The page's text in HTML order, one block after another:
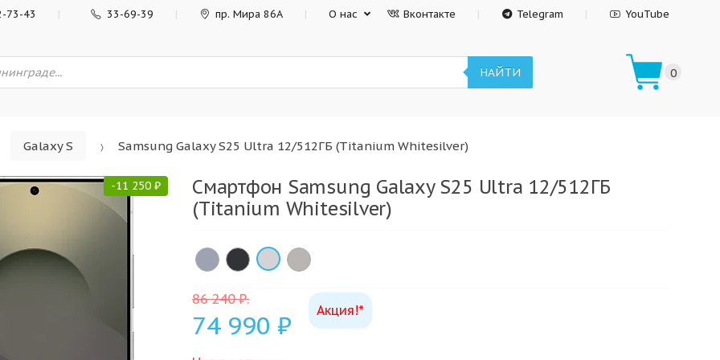
73-43 33-69-39 пр. Мира 86А О нас Вконтакте Telegram YouTube
НАЙТИ 0
Galaxy S Samsung Galaxy S25 Ultra 12/512ГБ (Titanium Whitesilver)
-11 250 ₽
Смартфон Samsung Galaxy S25 Ultra 12/512ГБ
(Titanium Whitesilver)
×
Акция!*
86 240₽.
74 990 ₽